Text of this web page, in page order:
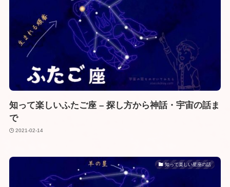
知って楽しいふたご座 – 探し方から神話・宇宙の話ま
で
2021-02-14
知って楽しい星座の話